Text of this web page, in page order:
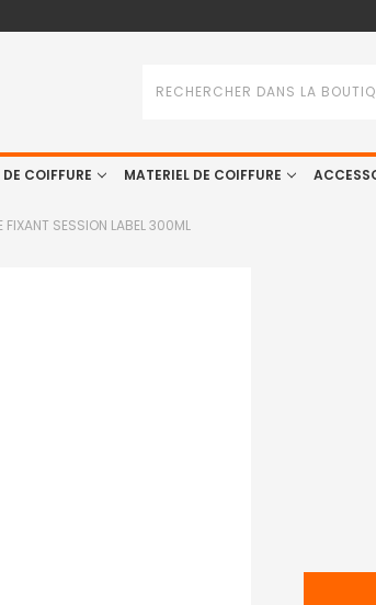
COIFFURE MATERIEL DE COIFFURE
FIXANT SESSION LABEL 300ML